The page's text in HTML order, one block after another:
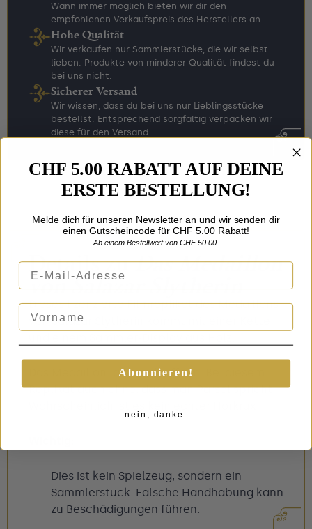
Wann immer möglich bieten wir dir den
empfohlenen Verkaufspreis des Herstellers an.
Hohe Qualität
Wir verkaufen nur Sammlerstücke, die wir selbst
lieben. Produkte von minderer Qualität findest du
bei uns nicht.
Sicherer Versand
Wir wissen, dass du bei uns nur Lieblingsstücke
bestellst. Entsprechend sorgfältig verpacken wir
diese für den Versand.
Details zuDas Medaillon
von Salazar Slytherin
Dieses lizenzierte Filmreplikat des Medaillons
von Salazar Slytherin kommt mit einer Kette
Das Medaillon lässt sich öffnen. Bei diesem
Replikat auch ohne, dass man Parsel spricht.
Dies ist kein Spielzeug, sondern ein
Sammlerstück. Falsche Handhabung kann
zu Beschädigungen führen.
CHF 5.00 RABATT AUF DEINE
ERSTE BESTELLUNG!
Melde dich für unseren Newsletter an und wir senden dir
einen Gutscheincode für CHF 5.00 Rabatt!
Ab einem Bestellwert von CHF 50.00.
E-Mail-Adresse
Vorname
Abonnieren!
nein, danke.